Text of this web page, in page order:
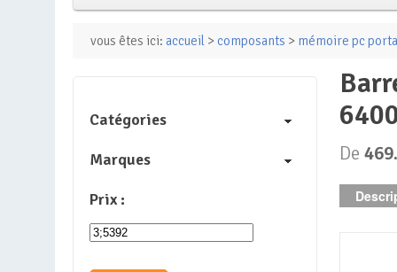
PC de bureau
Mini PC
PC Tout-en-un
vous êtes ici: accueil > composants > mémoire pc
barrettes mémoire – lexar – ares rgb – 32go (2x16go) – ddr5 –
De
Catégories
Marques
Prix :